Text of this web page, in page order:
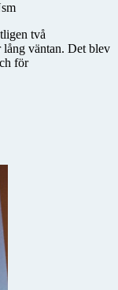
två
lång väntan. Det blev
för